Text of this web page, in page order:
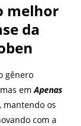
melhor
da
gênero
emApenas
mantendo os
com a